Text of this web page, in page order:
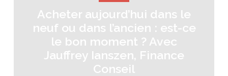
Acheter aujourd’hui dans le
neuf ou dans l’ancien : est-ce
le bon moment ? Avec
Jauffrey Ianszen, Finance
Conseil